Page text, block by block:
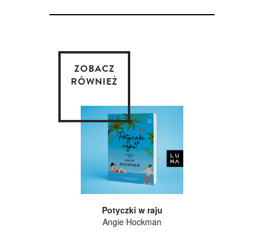
ZOBACZ
RÓWNIEŻ
Potyczki w raju
Angie Hockman